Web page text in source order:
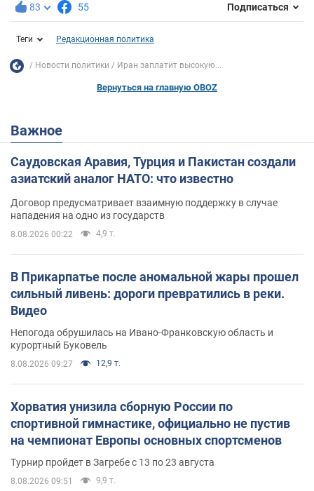
83 55 Подписаться
Теги Редакционная политика
Новости политики Иран заплатит высокую...
Вернуться на главную OBOZ
Важное
Саудовская Аравия, Турция и Пакистан создали
азиатский аналог НАТО: что известно
Договор предусматривает взаимную поддержку в случае
нападения на одно из государств
8.08.2026 00:22 4,9 т.
В Прикарпатье после аномальной жары прошел
сильный ливень: дороги превратились в реки.
Видео
Непогода обрушилась на Ивано-Франковскую область и
курортный Буковель
8.08.2026 09:27 12,9 т.
Хорватия унизила сборную России по
спортивной гимнастике, официально не пустив
на чемпионат Европы основных спортсменов
Турнир пройдет в Загребе с 13 по 23 августа
8.08.2026 09:51 9,9 т.